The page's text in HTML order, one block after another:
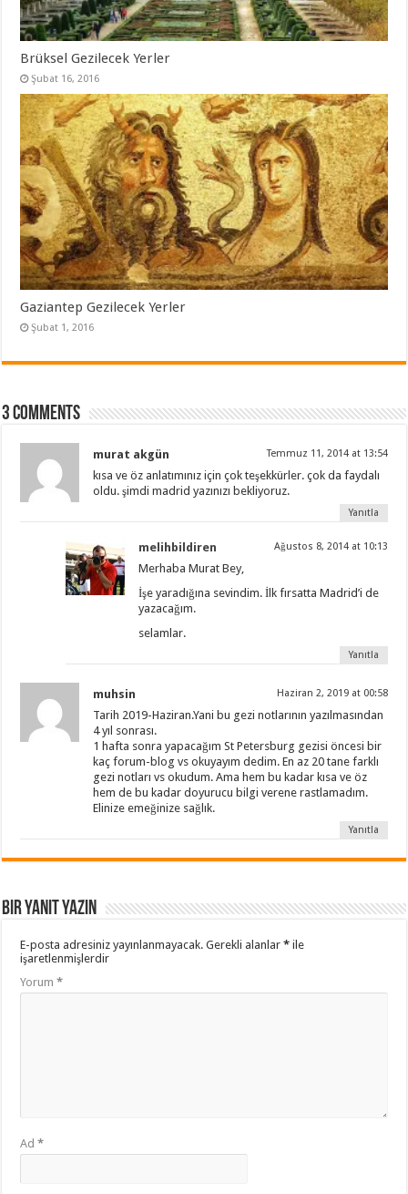
Brüksel Gezilecek Yerler
Şubat 16, 2016
Gaziantep Gezilecek Yerler
Şubat 1, 2016
3 comments
murat akgün Temmuz 11, 2014 at 13:54
kısa ve öz anlatımınız için çok teşekkürler. çok da faydalı
oldu. şimdi madrid yazınızı bekliyoruz.
Yanıtla
melihbildiren Ağustos 8, 2014 at 10:13
Merhaba Murat Bey,
İşe yaradığına sevindim. İlk fırsatta Madrid’i de
yazacağım.
selamlar.
Yanıtla
muhsin Haziran 2, 2019 at 00:58
Tarih 2019-Haziran.Yani bu gezi notlarının yazılmasından
4 yıl sonrası.
1 hafta sonra yapacağım St Petersburg gezisi öncesi bir
kaç forum-blog vs okuyayım dedim. En az 20 tane farklı
gezi notları vs okudum. Ama hem bu kadar kısa ve öz
hem de bu kadar doyurucu bilgi verene rastlamadım.
Elinize emeğinize sağlık.
Yanıtla
Bir yanıt yazın
E-posta adresiniz yayınlanmayacak. Gerekli alanlar* ile
işaretlenmişlerdir
Yorum*
Ad*